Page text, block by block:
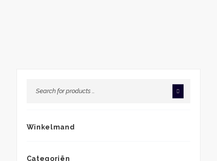
Winkelmand
Categoriën